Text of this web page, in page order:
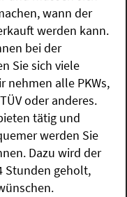
wann der
werden kann.
bei der
Sie sich viele
nehmen alle PKWs,
oder anderes.
tätig und
werden Sie
Dazu wird der
Stunden geholt,